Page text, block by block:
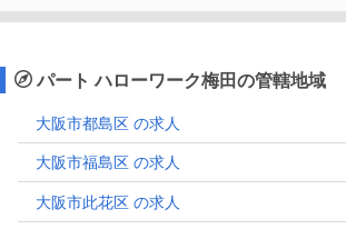
パート ハローワーク梅田の管轄地域
大阪市都島区 の求人
大阪市福島区 の求人
大阪市此花区 の求人